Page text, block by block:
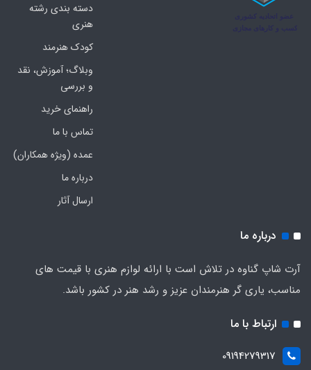
دسته بندی رشته
هنری
کودک هنرمند
وبلاگ؛ آموزش، نقد
و بررسی
راهنمای خرید
تماس با ما
عمده (ویژه همکاران)
درباره ما
ارسال آثار
درباره ما
آرت شاپ گناوه در تلاش است با ارائه لوازم هنری با قیمت های
مناسب، یاری گر هنرمندان عزیز و رشد هنر در کشور باشد.
ارتباط با ما
09194279317